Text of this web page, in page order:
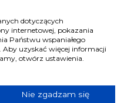
dotyczących
internetowej, pokazania
Państwu wspaniałego
Aby uzyskać więcej informacji
otwórz ustawienia.
Nie zgadzam się